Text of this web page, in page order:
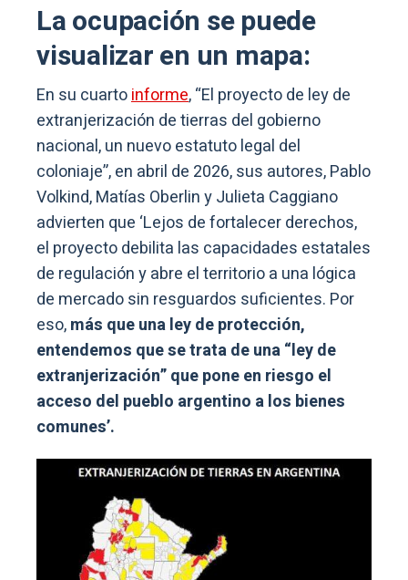
La ocupación se puede
visualizar en un mapa:
En su cuartoinforme, “El proyecto de ley de
extranjerización de tierras del gobierno
nacional, un nuevo estatuto legal del
coloniaje”, en abril de 2026, sus autores, Pablo
Volkind, Matías Oberlin y Julieta Caggiano
advierten que ‘Lejos de fortalecer derechos,
el proyecto debilita las capacidades estatales
de regulación y abre el territorio a una lógica
de mercado sin resguardos suficientes. Por
eso,más que una ley de protección,
entendemos que se trata de una “ley de
extranjerización” que pone en riesgo el
acceso del pueblo argentino a los bienes
comunes’.